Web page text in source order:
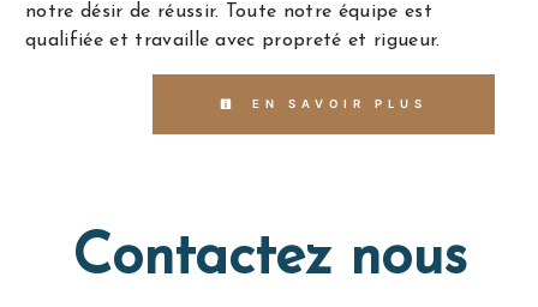
notre désir de réussir. Toute notre équipe est
qualifiée et travaille avec propreté et rigueur.
EN SAVOIR PLUS
Contactez nous